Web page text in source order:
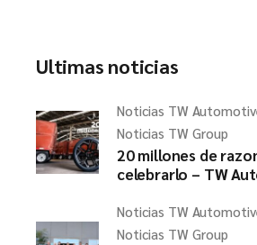
Ultimas noticias
Noticias TW
Noticias TW Group
20 millones de
celebrarlo – TW
Noticias TW
Noticias TW Group